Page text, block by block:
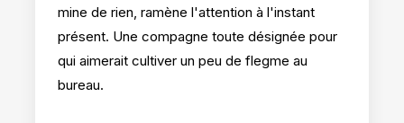
mine de rien, ramène l'attention à l'instant
présent. Une compagne toute désignée pour
qui aimerait cultiver un peu de flegme au
bureau.